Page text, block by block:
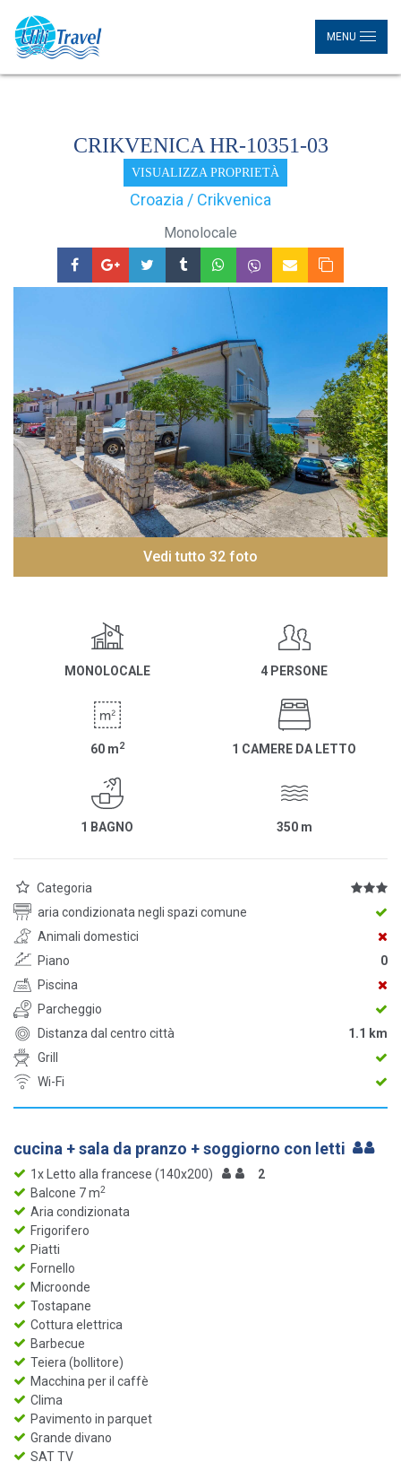
MENU
CRIKVENICA HR-10351-03
VISUALIZZA PROPRIETÀ
Croazia / Crikvenica
Monolocale
Vedi tutto 32 foto
MONOLOCALE 4 PERSONE
60 m2 1 CAMERE DA LETTO
1 BAGNO 350 m
Categoria
aria condizionata negli spazi comune
Animali domestici
Piano
0
Piscina
Parcheggio
Distanza dal centro città
1.1 km
Grill
Wi-Fi
cucina + sala da pranzo + soggiorno con letti
1x Letto alla francese (140x200)
2
Balcone 7 m2
Aria condizionata
Frigorifero
Piatti
Fornello
Microonde
Tostapane
Cottura elettrica
Barbecue
Teiera (bollitore)
Macchina per il caffè
Clima
Pavimento in parquet
Grande divano
SAT TV